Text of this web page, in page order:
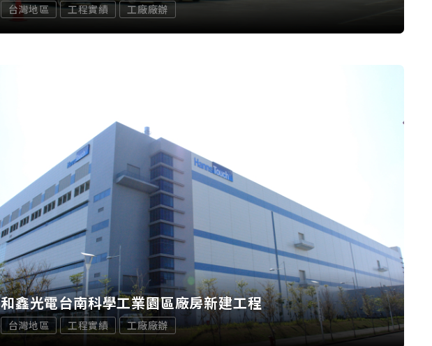
台灣地區 工程實績 工廠廠辦
和鑫光電台南科學工業園區廠房新建工程
台灣地區 工程實績 工廠廠辦